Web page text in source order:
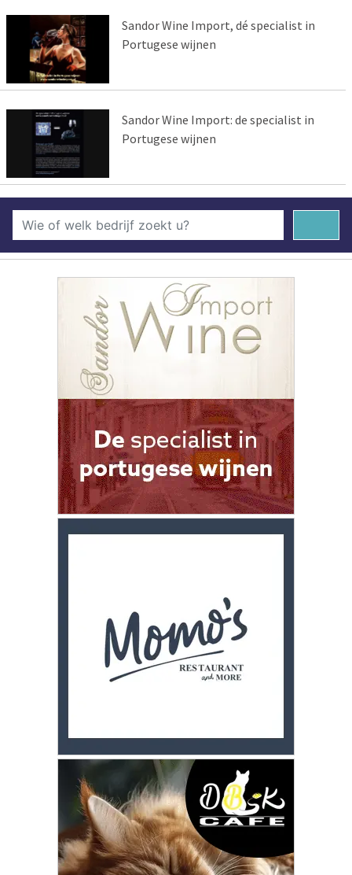
Sandor Wine Import, dé specialist in
Portugese wijnen
Sandor Wine Import: de specialist in
Portugese wijnen